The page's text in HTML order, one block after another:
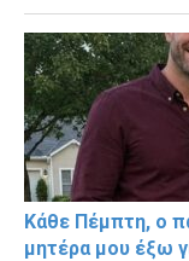
Κάθε Πέμπτη, ο
μητέρα μου έξω